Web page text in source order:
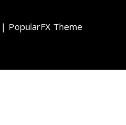
PopularFX Theme